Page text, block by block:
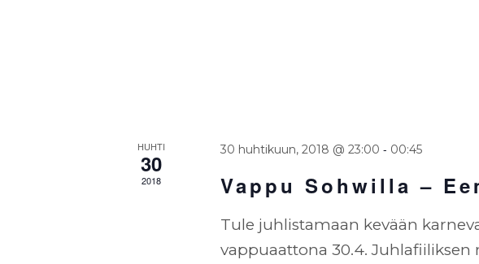
HUHTI
30
2018
30 huhtikuun, 2018 @ 23:00 - 00:45
Vappu Sohwilla –
Tule juhlistamaan kevään
vappuaattona 30.4. Juhlafiiliksen